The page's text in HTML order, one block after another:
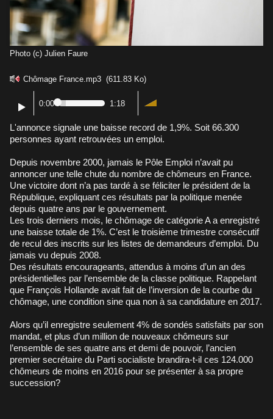
Photo (c) Julien Faure
Chômage France.mp3 (611.83 Ko)
0:00 1:18
L'annonce signale une baisse record de 1,9%. Soit 66.300
personnes ayant retrouvées un emploi.
Depuis novembre 2000, jamais le Pôle Emploi n’avait pu
annoncer une telle chute du nombre de chômeurs en France.
Une victoire dont n’a pas tardé à se féliciter le président de la
République, expliquant ces résultats par la politique menée
depuis quatre ans par le gouvernement.
Les trois derniers mois, le chômage de catégorie A a enregistré
une baisse totale de 1%. C’est le troisième trimestre consécutif
de recul des inscrits sur les listes de demandeurs d’emploi. Du
jamais vu depuis 2008.
Des résultats encourageants, attendus à moins d’un an des
présidentielles par l’ensemble de la classe politique. Rappelant
que François Hollande avait fait de l’inversion de la courbe du
chômage, une condition sine qua non à sa candidature en 2017.
Alors qu’il enregistre seulement 4% de sondés satisfaits par son
mandat, et plus d’un million de nouveaux chômeurs sur
l’ensemble de ses quatre ans et demi de pouvoir, l’ancien
premier secrétaire du Parti socialiste brandira-t-il ces 124.000
chômeurs de moins en 2016 pour se présenter à sa propre
succession?